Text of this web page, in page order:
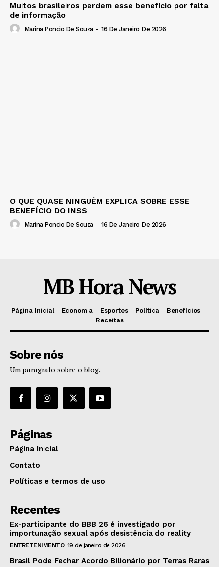
Muitos brasileiros perdem esse benefício por falta
de informação
Marina Poncio De Souza - 16 De Janeiro De 2026
O QUE QUASE NINGUÉM EXPLICA SOBRE ESSE
BENEFÍCIO DO INSS
Marina Poncio De Souza - 16 De Janeiro De 2026
MB Hora News
Página Inicial Economia Esportes Política
Benefícios
Receitas
Sobre nós
Um paragrafo sobre o blog.
Páginas
Página Inicial
Contato
Políticas e termos de uso
Recentes
Ex-participante do BBB 26 é investigado por
importunação sexual após desistência do reality
ENTRETENIMENTO 19 de janeiro de 2026
Brasil Pode Fechar Acordo Bilionário por Terras Raras